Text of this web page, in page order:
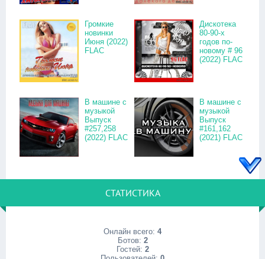
Громкие
новинки
Июня (2022)
FLAC
Дискотека
80-90-х
годов по-
новому # 96
(2022) FLAC
В машине с
музыкой
Выпуск
#257,258
(2022) FLAC
В машине с
музыкой
Выпуск
#161,162
(2021) FLAC
СТАТИСТИКА
Онлайн всего: 4
Ботов: 2
Гостей: 2